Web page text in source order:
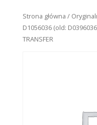
Strona główna /
D1056036 (old:
TRANSFER